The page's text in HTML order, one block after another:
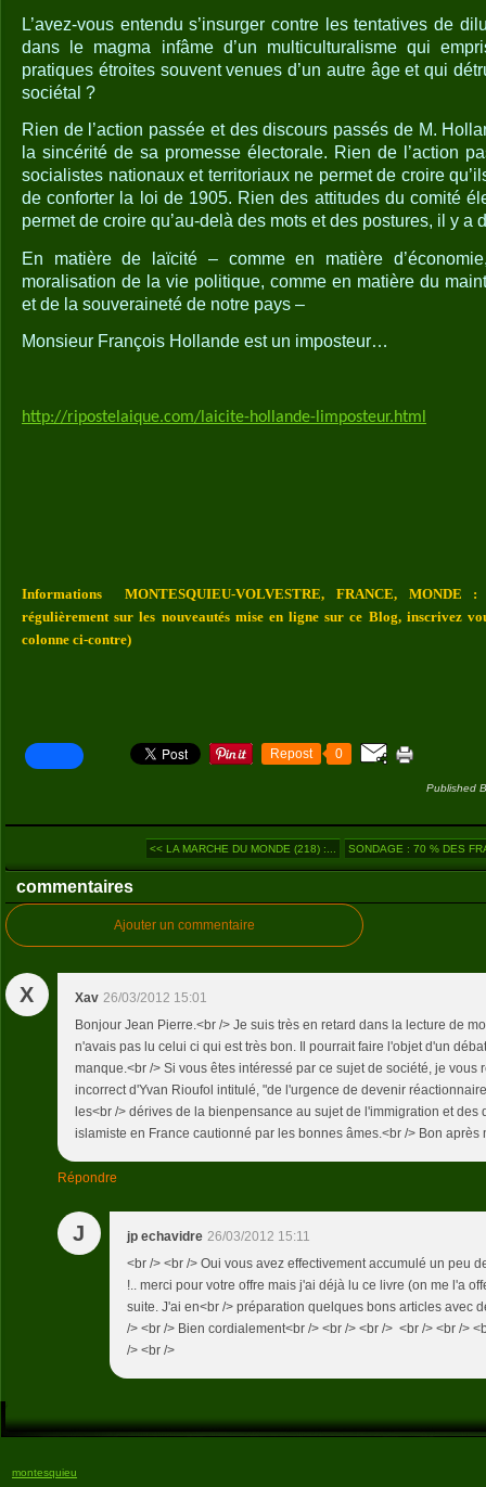
L’avez-vous entendu s’insurger contre les tentatives de
dans le magma infâme d’un multiculturalisme qui
pratiques étroites souvent venues d’un autre âge et qui
sociétal ?
Rien de l’action passée et des discours passés de M.
la sincérité de sa promesse électorale. Rien de l’action
socialistes nationaux et territoriaux ne permet de croire
de conforter la loi de 1905. Rien des attitudes du comité
permet de croire qu’au-delà des mots et des postures, il y a
En matière de laïcité – comme en matière
moralisation de la vie politique, comme en matière du
et de la souveraineté de notre pays –
Monsieur François Hollande est un imposteur…
http://ripostelaique.com/laicite-hollande-limposteur.html
Informations MONTESQUIEU-VOLVESTRE, FRANCE, MONDE
régulièrement sur les nouveautés mise en ligne sur ce Blog, inscrivez
colonne ci-contre)
Repost 0
Published
<< LA MARCHE DU MONDE (218) :... SONDAGE : 70 % DES
commentaires
Ajouter un commentaire
X Xav 26/03/2012 15:01
Bonjour Jean Pierre.<br /> Je suis très en retard dans la lecture de
n'avais pas lu celui ci qui est très bon. Il pourrait faire l'objet d'un
manque.<br /> Si vous êtes intéressé par ce sujet de société, je vous
incorrect d'Yvan Rioufol intitulé, "de l'urgence de devenir
les<br /> dérives de la bienpensance au sujet de l'immigration et des
islamiste en France cautionné par les bonnes âmes.<br /> Bon après
Répondre
J jp echavidre 26/03/2012 15:11
<br /> <br /> Oui vous avez effectivement accumulé un peu
!.. merci pour votre offre mais j'ai déjà lu ce livre (on me l'a
suite. J'ai en<br /> préparation quelques bons articles avec
/> <br /> Bien cordialement<br /> <br /> <br /> <br /> <br />
/> <br />
montesquieu